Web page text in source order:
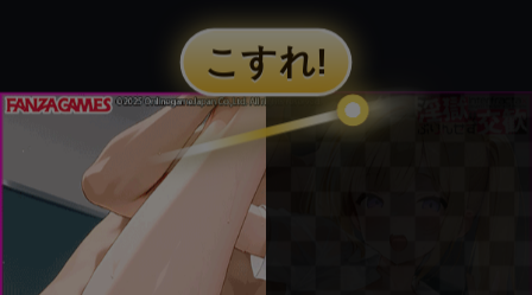
FIFAワールドカップ2026はどこで見れる？配
信は無料で見れる？
BeReal 無制限はいつまで？終わりはいつな
の？注意事項についても